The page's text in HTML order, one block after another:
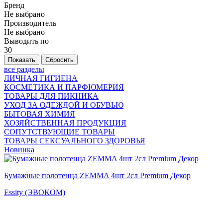
Бренд
Не выбрано
Производитель
Не выбрано
Выводить по
30
все разделы
ЛИЧНАЯ ГИГИЕНА
КОСМЕТИКА И ПАРФЮМЕРИЯ
ТОВАРЫ ДЛЯ ПИКНИКА
УХОД ЗА ОДЕЖДОЙ И ОБУВЬЮ
БЫТОВАЯ ХИМИЯ
ХОЗЯЙСТВЕННАЯ ПРОДУКЦИЯ
СОПУТСТВУЮЩИЕ ТОВАРЫ
ТОВАРЫ СЕКСУАЛЬНОГО ЗДОРОВЬЯ
Новинка
Бумажные полотенца ZEMMA 4шт 2сл Premium Декор
Essity (ЭВОКОМ)